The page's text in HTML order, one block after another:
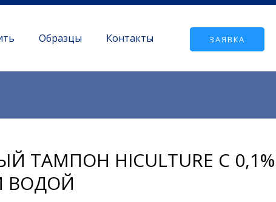
Образцы Контакты ЗАЯВКА
ТАМПОН HICULTURE С 0,1%
ВОДОЙ